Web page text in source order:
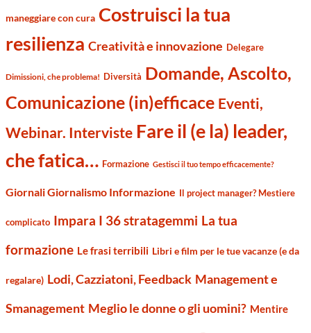
maneggiare con cura Costruisci la tua
resilienza Creatività e innovazione Delegare
Dimissioni, che problema! Diversità Domande, Ascolto,
Comunicazione (in)efficace Eventi,
Webinar. Interviste Fare il (e la) leader,
che fatica… Formazione Gestisci il tuo tempo efficacemente?
Giornali Giornalismo Informazione Il project manager? Mestiere
complicato Impara I 36 stratagemmi La tua
formazione Le frasi terribili Libri e film per le tue vacanze (e da
regalare) Lodi, Cazziatoni, Feedback Management e
Smanagement Meglio le donne o gli uomini? Mentire